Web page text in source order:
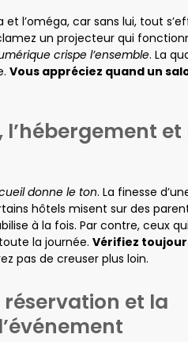
l’oméga, car sans lui, tout
un projecteur qui
crispe l’ensemble. La
Vous appréciez quand un
et
donne le ton. La finesse
hôtels misent sur des
à la fois. Par contre, ceux
la journée. Vérifiez
pas de creuser plus loin.
réservation et la